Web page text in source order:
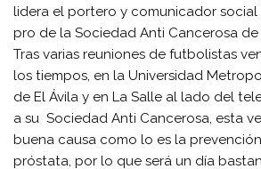
lidera el portero y comunicador social
pro de la Sociedad Anti Cancerosa de
Tras varias reuniones de futbolistas
los tiempos, en la Universidad
de El Ávila y en La Salle al lado del
a su Sociedad Anti Cancerosa, esta
buena causa como lo es la
próstata, por lo que será un día